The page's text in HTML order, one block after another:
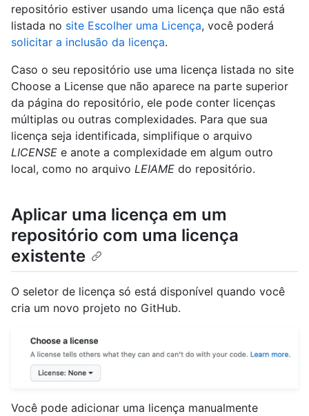
repositório estiver usando uma licença que não está
listada no site Escolher uma Licença, você poderá
solicitar a inclusão da licença.
Caso o seu repositório use uma licença listada no site
Choose a License que não aparece na parte superior
da página do repositório, ele pode conter licenças
múltiplas ou outras complexidades. Para que sua
licença seja identificada, simplifique o arquivo
LICENSE e anote a complexidade em algum outro
local, como no arquivo LEIAME do repositório.
Aplicar uma licença em um
repositório com uma licença
existente
O seletor de licença só está disponível quando você
cria um novo projeto no GitHub.
Você pode adicionar uma licença manualmente